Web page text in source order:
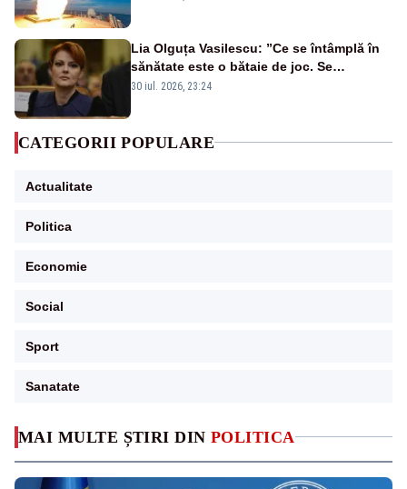
MAI MULTE ȘTIRI DIN POLITICA
Lia Olguța Vasilescu: ”Ce se întâmplă în
sănătate este o bătaie de joc. Se
guvernează extraordinar de prost”
30 iul. 2026, 23:24
CATEGORII POPULARE
Actualitate
Politica
Economie
Social
Sport
Sanatate